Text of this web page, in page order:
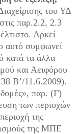
του ΥΔ
παρ.2.2, 2.3
Αρκεί
αυτό συμφωνεί
κατά τα άλλα
και Αειφόρου
Β’/11.6.2009).
παρ. (Γ)
των περιοχών
της
της ΜΠΕ